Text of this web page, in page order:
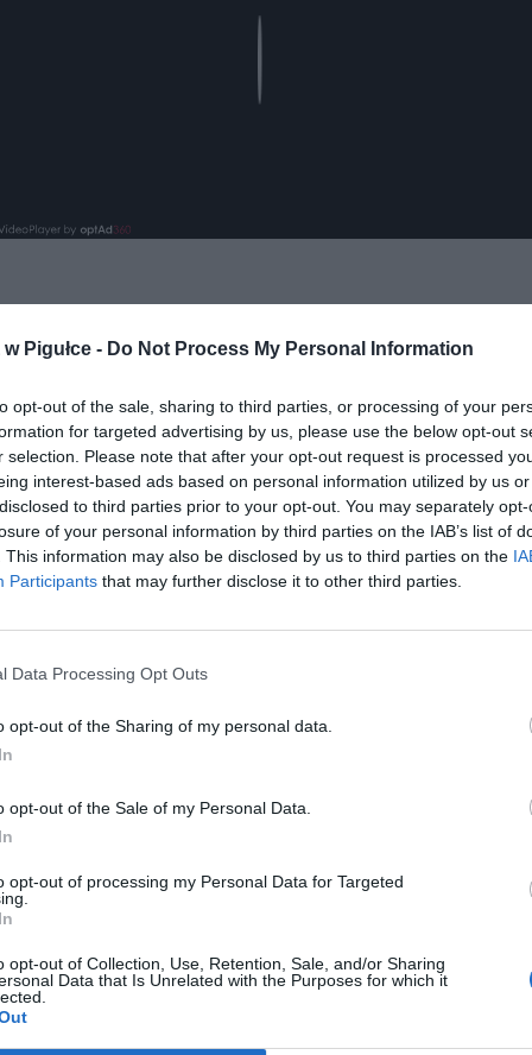
Pigułce - Do Not Process My Personal Information
opt-out of the sale, sharing to third parties, or processing of your
for targeted advertising by us, please use the below opt-out
selection. Please note that after your opt-out request is processed
interest-based ads based on personal information utilized by us
to third parties prior to your opt-out. You may separately
of your personal information by third parties on the IAB’s list of
This information may also be disclosed by us to third parties on the
Participants that may further disclose it to other third parties.
Data Processing Opt Outs
opt-out of the Sharing of my personal data.
opt-out of the Sale of my Personal Data.
opt-out of processing my Personal Data for Targeted
opt-out of Collection, Use, Retention, Sale, and/or Sharing
Data that Is Unrelated with the Purposes for which it
nas do preferowanych źródeł w Google
decyzja jest następstwem tragicznego pożaru w Poznaniu,
by zapobiec podobnym tragediom w przyszłości.